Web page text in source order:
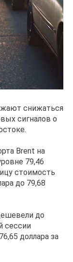
снижаться
сигналов о
Brent на
79,46
стоимость
до 79,68
до
сессии
доллара за